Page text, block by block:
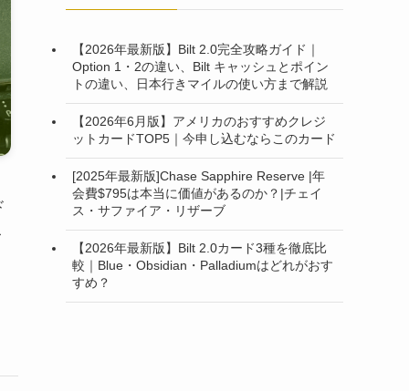
【2026年最新版】Bilt 2.0完全攻略ガイド｜
Option 1・2の違い、Bilt キャッシュとポイン
トの違い、日本行きマイルの使い方まで解説
【2026年6月版】アメリカのおすすめクレジ
ットカードTOP5｜今申し込むならこのカード
[2025年最新版]Chase Sapphire Reserve |年
会費$795は本当に価値があるのか？|チェイ
ス・サファイア・リザーブ
【2026年最新版】Bilt 2.0カード3種を徹底比
較｜Blue・Obsidian・Palladiumはどれがおす
すめ？